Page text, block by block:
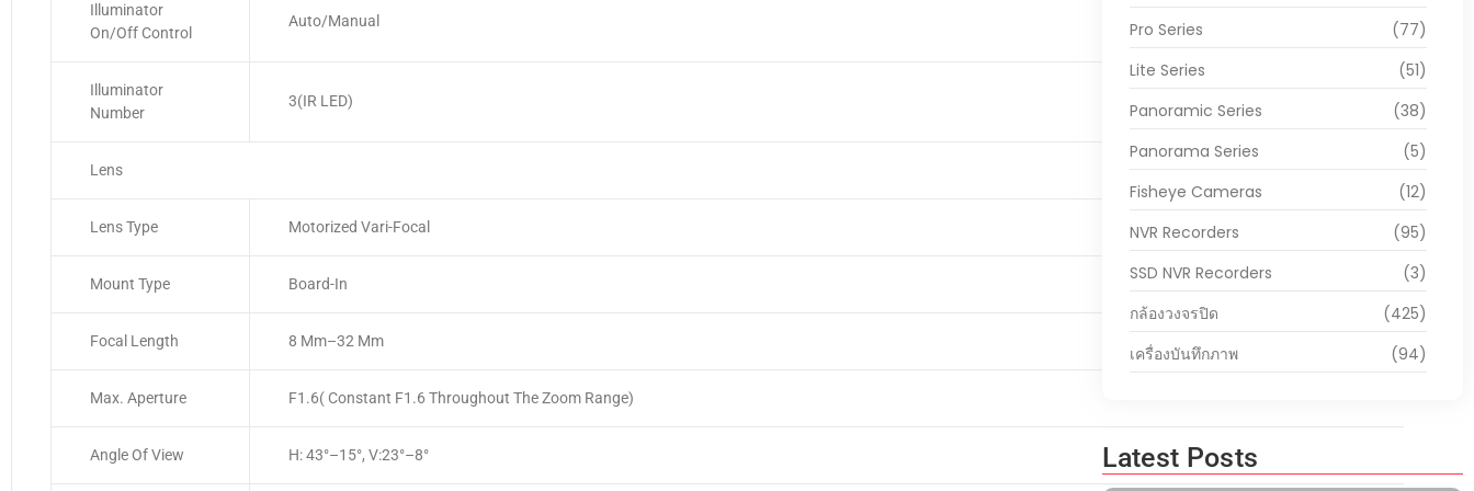
Illuminator
On/Off Control
Auto/Manual
Illuminator
Number
3(IR LED)
Lens
Lens Type Motorized Vari-Focal
Mount Type Board-In
Focal Length 8 Mm–32 Mm
Max. Aperture F1.6( Constant F1.6 Throughout The Zoom Range)
Angle Of View H: 43°–15°, V:23°–8°
Pro Series
(77)
Lite Series
(51)
Panoramic Series
(38)
Panorama Series
(5)
Fisheye Cameras
(12)
NVR Recorders
(95)
SSD NVR Recorders
(3)
กล้องวงจรปิด
(425)
เครื่องบันทึกภาพ
(94)
Latest Posts